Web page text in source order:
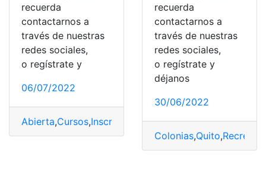
recuerda
contactarnos a
través de nuestras
redes sociales,
o regístrate y
06/07/2022
Abierta,Cursos,Inscripciones,Municipio de Pelileo,
recuerda
contactarnos a
través de nuestras
redes sociales,
o regístrate y
déjanos
30/06/2022
Colonias,Quito,